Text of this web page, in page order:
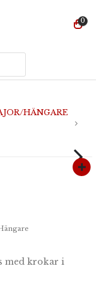
0
HÄNGARE
med krokar i